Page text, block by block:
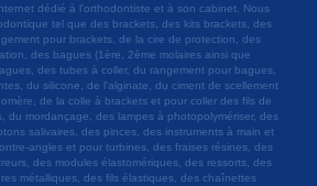
dédié à l'orthodontiste et à son cabinet. Nous
tel que des brackets, des kits brackets, des
pour brackets, de la cire de protection, des
des bagues (1ère, 2ème molaires ainsi que
des tubes à coller, du rangement pour bagues,
du silicone, de l'alginate, du ciment de scellement
de la colle à brackets et pour coller des fils de
du mordançage, des lampes à photopolymériser, des
salivaires, des pinces, des instruments à main et
angles et pour turbines, des fraises résines, des
des modules élastomériques, des ressorts, des
métalliques, des fils élastiques, des chaînettes